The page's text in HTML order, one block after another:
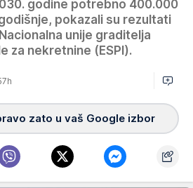
godine potrebno 400.000
pokazali su rezultati
unije graditelja
za nekretnine (ESPI).
zato u vaš Google izbor